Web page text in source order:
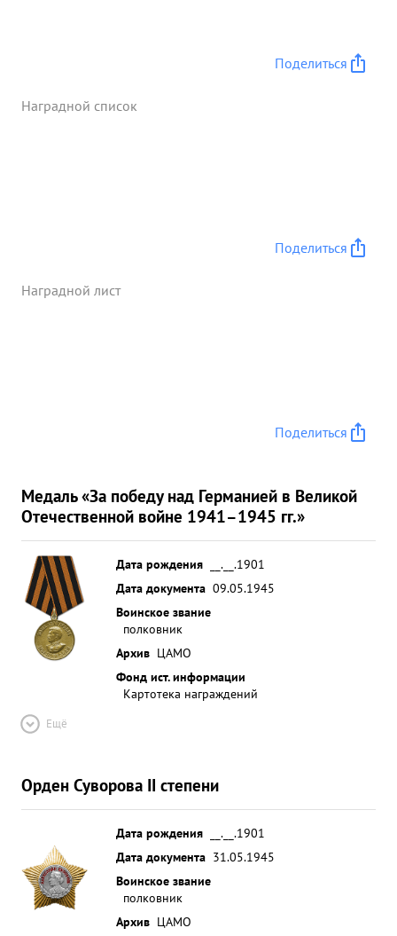
Поделиться
Наградной список
Поделиться
Наградной лист
Поделиться
Медаль «За победу над Германией в Великой
Отечественной войне 1941–1945 гг.»
Дата рождения
__.__.1901
Дата документа 09.05.1945
Воинское звание
полковник
Архив ЦАМО
Фонд ист. информации
Картотека награждений
Ещё
Орден Суворова II степени
Дата рождения
__.__.1901
Дата документа 31.05.1945
Воинское звание
полковник
Архив ЦАМО